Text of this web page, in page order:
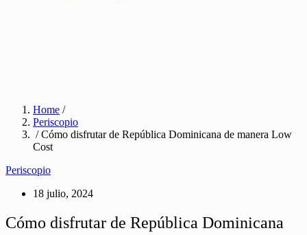
Home /
Periscopio
/ Cómo disfrutar de República Dominicana de manera Low
Cost
Periscopio
18 julio, 2024
Cómo disfrutar de República Dominicana